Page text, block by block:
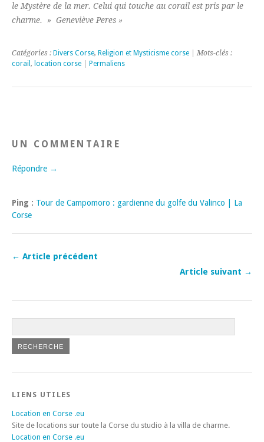
le Mystère de la mer. Celui qui touche au corail est pris par le
charme. » Geneviève Peres »
Catégories : Divers Corse, Religion et Mysticisme corse | Mots-clés :
corail , location corse Permaliens
UN COMMENTAIRE
Répondre →
Ping : Tour de Campomoro : gardienne du golfe du Valinco | La
Corse
← Article précédent
Article suivant →
LIENS UTILES
Location en Corse .eu
Site de locations sur toute la Corse du studio à la villa de charme.
Location en Corse .eu